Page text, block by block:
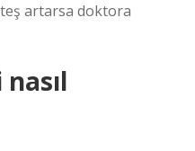
artarsa ​​doktora